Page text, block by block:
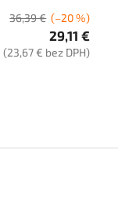
36,39 € (–20 %)
29,11 €
(23,67 € bez DPH)